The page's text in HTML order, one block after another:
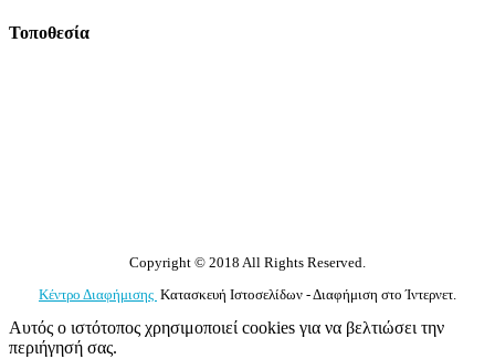
Τοποθεσία
Copyright © 2018 All Rights Reserved.
Κέντρο Διαφήμισης Κατασκευή Ιστοσελίδων - Διαφήμιση στο Ίντερνετ.
Αυτός ο ιστότοπος χρησιμοποιεί cookies για να βελτιώσει την
περιήγησή σας.